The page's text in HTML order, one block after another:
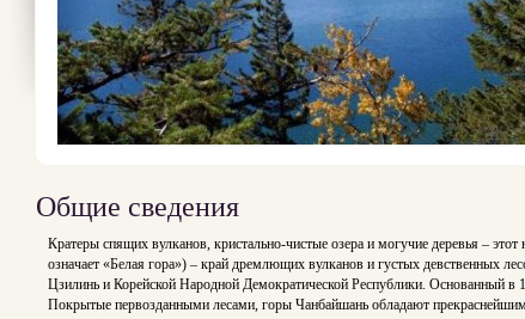
Общие сведения
Кратеры спящих вулканов, кристально-чистые озера и могучие деревья –
означает «Белая гора») – край дремлющих вулканов и густых девственных
Цзилинь и Корейской Народной Демократической Республики. Основанный в
Покрытые первозданными лесами, горы Чанбайшань обладают